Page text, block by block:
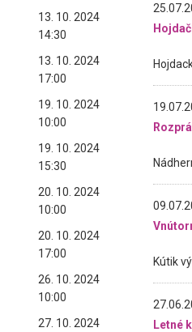
13. 10. 2024
14:30
13. 10. 2024
17:00
19. 10. 2024
10:00
19. 10. 2024
15:30
20. 10. 2024
10:00
20. 10. 2024
17:00
26. 10. 2024
10:00
27. 10. 2024
Letné